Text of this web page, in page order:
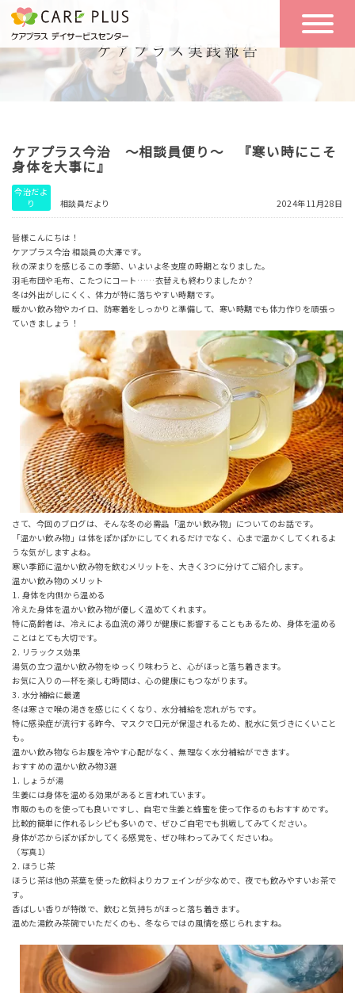
こんな方に
おすすめ
一日の流れ
一日体験
空き状況
実践報告
リクルート
お問い合わせ
体験希望
ケアプラス今治 ～相談員便り～ 『寒い時にこそ
身体を大事に』
今治だよ
り
相談員だより 2024年11月28日
皆様こんにちは！
ケアプラス今治 相談員の大澤です。
秋の深まりを感じるこの季節、いよいよ冬支度の時期となりました。
羽毛布団や毛布、こたつにコート……衣替えも終わりましたか？
冬は外出がしにくく、体力が特に落ちやすい時期です。
暖かい飲み物やカイロ、防寒着をしっかりと準備して、寒い時期でも体力作りを頑張っ
ていきましょう！
さて、今回のブログは、そんな冬の必需品「温かい飲み物」についてのお話です。
「温かい飲み物」は体をぽかぽかにしてくれるだけでなく、心まで温かくしてくれるよ
うな気がしますよね。
寒い季節に温かい飲み物を飲むメリットを、大きく3つに分けてご紹介します。
温かい飲み物のメリット
1. 身体を内側から温める
冷えた身体を温かい飲み物が優しく温めてくれます。
特に高齢者は、冷えによる血流の滞りが健康に影響することもあるため、身体を温める
ことはとても大切です。
2. リラックス効果
湯気の立つ温かい飲み物をゆっくり味わうと、心がほっと落ち着きます。
お気に入りの一杯を楽しむ時間は、心の健康にもつながります。
3. 水分補給に最適
冬は寒さで喉の渇きを感じにくくなり、水分補給を忘れがちです。
特に感染症が流行する昨今、マスクで口元が保湿されるため、脱水に気づきにくいこと
も。
温かい飲み物ならお腹を冷やす心配がなく、無理なく水分補給ができます。
おすすめの温かい飲み物3選
1. しょうが湯
生姜には身体を温める効果があると言われています。
市販のものを使っても良いですし、自宅で生姜と蜂蜜を使って作るのもおすすめです。
比較的簡単に作れるレシピも多いので、ぜひご自宅でも挑戦してみてください。
身体が芯からぽかぽかしてくる感覚を、ぜひ味わってみてくださいね。
（写真1）
2. ほうじ茶
ほうじ茶は他の茶葉を使った飲料よりカフェインが少なめで、夜でも飲みやすいお茶で
す。
香ばしい香りが特徴で、飲むと気持ちがほっと落ち着きます。
温めた湯飲み茶碗でいただくのも、冬ならではの風情を感じられますね。